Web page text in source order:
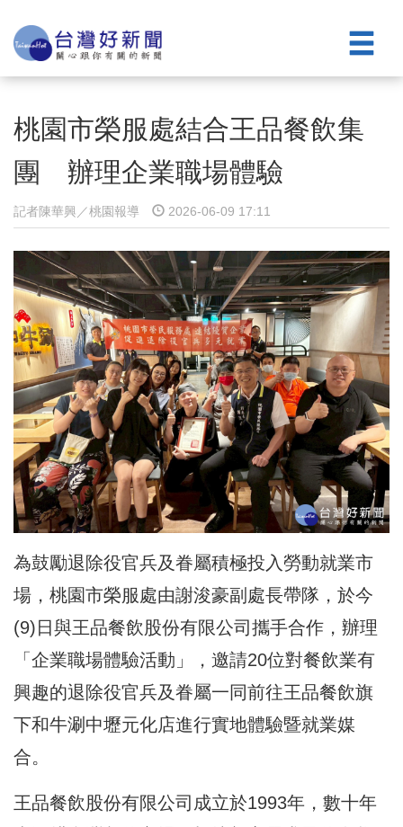
桃園市榮服處結合王品餐飲集
團 辦理企業職場體驗
記者陳華興／桃園報導 2026-06-09 17:11
為鼓勵退除役官兵及眷屬積極投入勞動就業市
場，桃園市榮服處由謝浚豪副處長帶隊，於今
(9)日與王品餐飲股份有限公司攜手合作，辦理
「企業職場體驗活動」，邀請20位對餐飲業有
興趣的退除役官兵及眷屬一同前往王品餐飲旗
下和牛涮中壢元化店進行實地體驗暨就業媒
合。
王品餐飲股份有限公司成立於1993年，數十年